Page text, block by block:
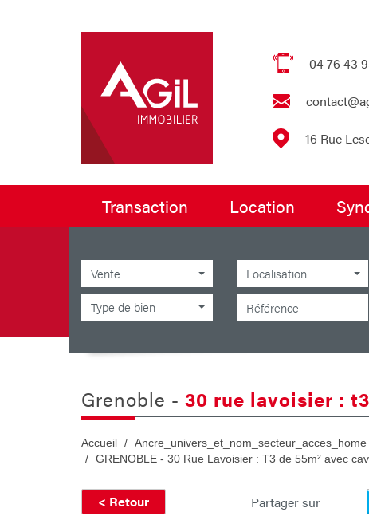
04 76 43
16 Rue
transaction location
Vente
Type de bien
Localisation
grenoble - 30 rue lavoisier :
Accueil Ancre_univers_et_nom_secteur_acces_home
GRENOBLE - 30 Rue Lavoisier : T3 de 55m² avec
< Retour Partager sur